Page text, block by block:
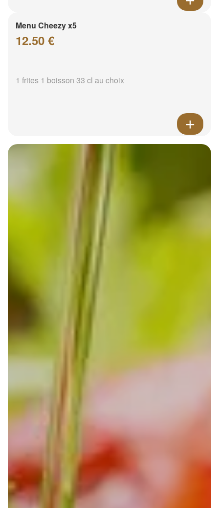
Menu Cheezy x5
12.50 €
1 frites 1 boisson 33 cl au choix